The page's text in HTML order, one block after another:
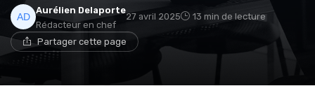
Aurélien Delaporte
Rédacteur en chef
27 avril 2025 13 min de lecture
Partager cette page